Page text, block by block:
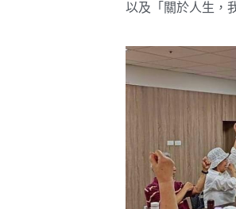
以及「關於人生，